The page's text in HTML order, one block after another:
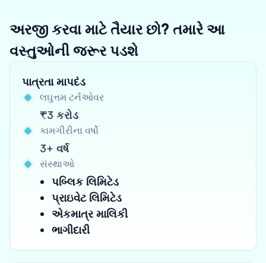
અરજી કરવા માટે તૈયાર છો? તમારે આ
વસ્તુઓની જરૂર પડશે
પાત્રતા માપદંડ
લઘુત્તમ ટર્નઓવર
₹3 કરોડ
કામગીરીના વર્ષો
3+ વર્ષ
સંસ્થાઓ
પબ્લિક લિમિટેડ
પ્રાઇવેટ લિમિટેડ
એકમાત્ર માલિકી
ભાગીદારી